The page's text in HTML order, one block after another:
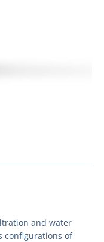
and water
configurations of